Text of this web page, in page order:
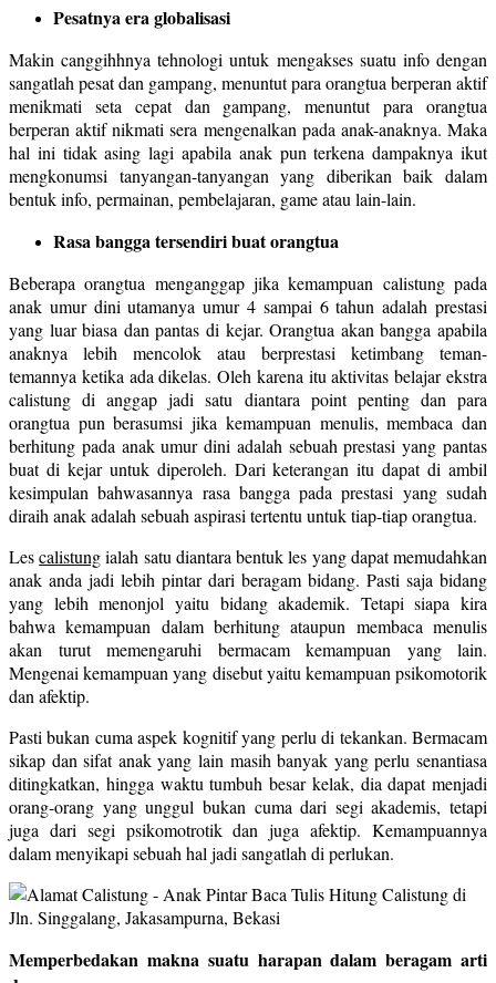
Pesatnya era globalisasi
Makin canggihhnya tehnologi untuk mengakses suatu info dengan
sangatlah pesat dan gampang, menuntut para orangtua berperan aktif
menikmati seta cepat dan gampang, menuntut para orangtua
berperan aktif nikmati sera mengenalkan pada anak-anaknya. Maka
hal ini tidak asing lagi apabila anak pun terkena dampaknya ikut
mengkonumsi tanyangan-tanyangan yang diberikan baik dalam
bentuk info, permainan, pembelajaran, game atau lain-lain.
Rasa bangga tersendiri buat orangtua
Beberapa orangtua menganggap jika kemampuan calistung pada
anak umur dini utamanya umur 4 sampai 6 tahun adalah prestasi
yang luar biasa dan pantas di kejar. Orangtua akan bangga apabila
anaknya lebih mencolok atau berprestasi ketimbang teman-
temannya ketika ada dikelas. Oleh karena itu aktivitas belajar ekstra
calistung di anggap jadi satu diantara point penting dan para
orangtua pun berasumsi jika kemampuan menulis, membaca dan
berhitung pada anak umur dini adalah sebuah prestasi yang pantas
buat di kejar untuk diperoleh. Dari keterangan itu dapat di ambil
kesimpulan bahwasannya rasa bangga pada prestasi yang sudah
diraih anak adalah sebuah aspirasi tertentu untuk tiap-tiap orangtua.
Lescalistungialah satu diantara bentuk les yang dapat memudahkan
anak anda jadi lebih pintar dari beragam bidang. Pasti saja bidang
yang lebih menonjol yaitu bidang akademik. Tetapi siapa kira
bahwa kemampuan dalam berhitung ataupun membaca menulis
akan turut memengaruhi bermacam kemampuan yang lain.
Mengenai kemampuan yang disebut yaitu kemampuan psikomotorik
dan afektip.
Pasti bukan cuma aspek kognitif yang perlu di tekankan. Bermacam
sikap dan sifat anak yang lain masih banyak yang perlu senantiasa
ditingkatkan, hingga waktu tumbuh besar kelak, dia dapat menjadi
orang-orang yang unggul bukan cuma dari segi akademis, tetapi
juga dari segi psikomotrotik dan juga afektip. Kemampuannya
dalam menyikapi sebuah hal jadi sangatlah di perlukan.
Memperbedakan makna suatu harapan dalam beragam arti